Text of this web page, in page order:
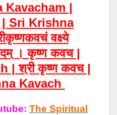
|
| Sri Krishna
वक्ष्ये
। कृष्ण कवच |
| श्री कृष्ण कवच |
Kavach
The Spiritual